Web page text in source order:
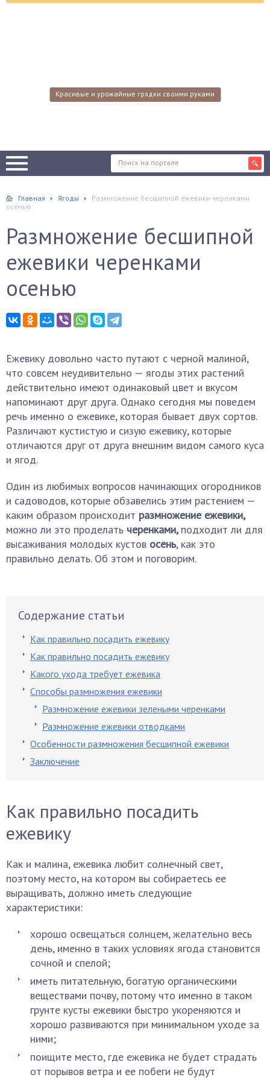
Красивые и урожайные грядки своими руками
Главная Ягоды
Размножение бесшипной ежевики черенками
осенью
Размножение бесшипной
ежевики черенками
осенью
Ежевику довольно часто путают с черной малиной,
что совсем неудивительно — ягоды этих растений
действительно имеют одинаковый цвет и вкусом
напоминают друг друга. Однако сегодня мы поведем
речь именно о ежевике, которая бывает двух сортов.
Различают кустистую и сизую ежевику, которые
отличаются друг от друга внешним видом самого куса
и ягод.
Один из любимых вопросов начинающих огородников
и садоводов, которые обзавелись этим растением —
каким образом происходит размножение ежевики,
можно ли это проделать черенками,подходит ли для
высаживания молодых кустов осень, как это
правильно делать. Об этом и поговорим.
Содержание статьи
Как правильно посадить ежевику
Как правильно посадить ежевику
Какого ухода требует ежевика
Способы размножения ежевики
Размножение ежевики зелеными черенками
Размножение ежевики отводками
Особенности размножения бесшипной ежевики
Заключение
Как правильно посадить
ежевику
Как и малина, ежевика любит солнечный свет,
поэтому место, на котором вы собираетесь ее
выращивать, должно иметь следующие
характеристики:
хорошо освещаться солнцем, желательно весь
день, именно в таких условиях ягода становится
сочной и спелой;
иметь питательную, богатую органическими
веществами почву, потому что именно в таком
грунте кусты ежевики быстро укореняются и
хорошо развиваются при минимальном уходе за
ними;
поищите место, где ежевика не будет страдать
от порывов ветра и ее побеги не будут